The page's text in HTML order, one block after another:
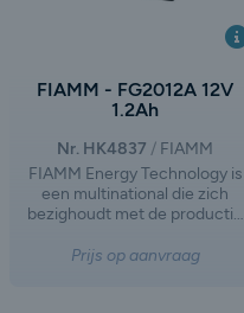
FIAMM - FG2012A 12V
1.2Ah
Nr. HK4837
FIAMM
FIAMM Energy Technology is
een multinational die zich
bezighoudt met de productie
accu's voor motorvoertuigen
Prijs op aanvraag